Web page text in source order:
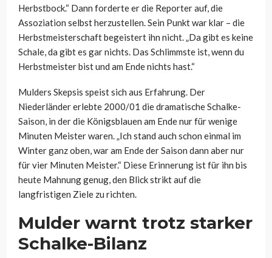
Herbstbock.“ Dann forderte er die Reporter auf, die
Assoziation selbst herzustellen. Sein Punkt war klar – die
Herbstmeisterschaft begeistert ihn nicht. „Da gibt es keine
Schale, da gibt es gar nichts. Das Schlimmste ist, wenn du
Herbstmeister bist und am Ende nichts hast.“
Mulders Skepsis speist sich aus Erfahrung. Der
Niederländer erlebte 2000/01 die dramatische Schalke-
Saison, in der die Königsblauen am Ende nur für wenige
Minuten Meister waren. „Ich stand auch schon einmal im
Winter ganz oben, war am Ende der Saison dann aber nur
für vier Minuten Meister.“ Diese Erinnerung ist für ihn bis
heute Mahnung genug, den Blick strikt auf die
langfristigen Ziele zu richten.
Mulder warnt trotz starker
Schalke-Bilanz